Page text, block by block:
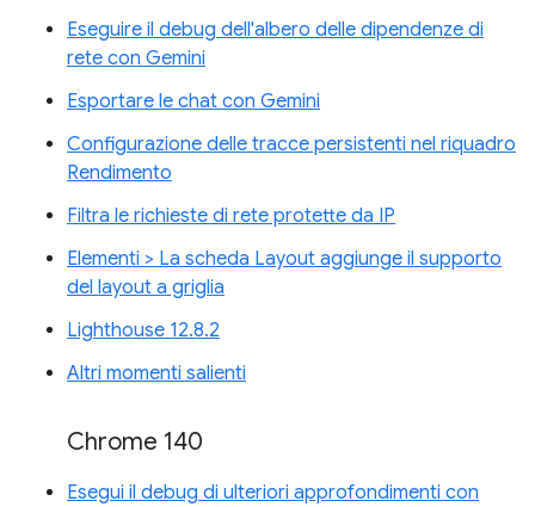
Eseguire il debug dell'albero delle dipendenze di
rete con Gemini
Esportare le chat con Gemini
Configurazione delle tracce persistenti nel riquadro
Rendimento
Filtra le richieste di rete protette da IP
Elementi > La scheda Layout aggiunge il supporto
del layout a griglia
Lighthouse 12.8.2
Altri momenti salienti
Chrome 140
Esegui il debug di ulteriori approfondimenti con